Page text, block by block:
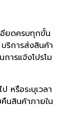
อียดครบทุกขั้น
ริการส่งสินค้า
ารแจ้งโปรโม
หรือระบุเวลา
นสินค้าภายใน